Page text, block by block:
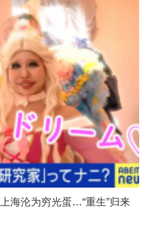
海沦为穷光蛋…“重生”归来